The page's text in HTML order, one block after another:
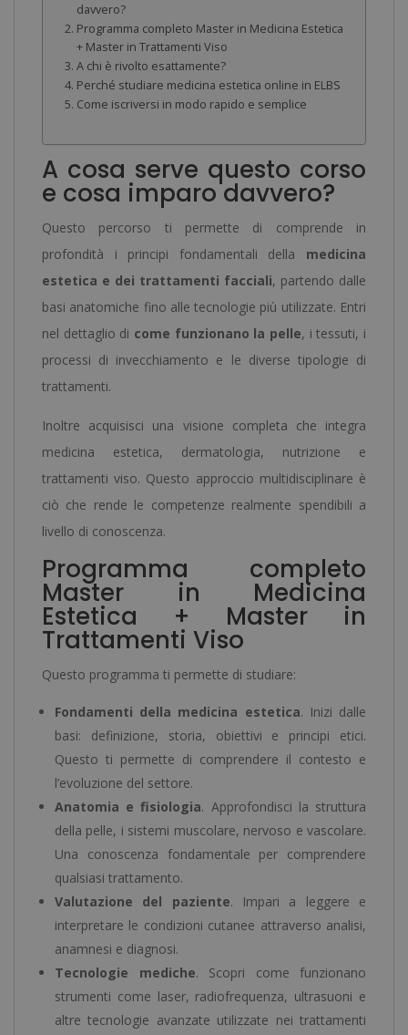
davvero?
Programma completo Master in Medicina Estetica
+ Master in Trattamenti Viso
A chi è rivolto esattamente?
Perché studiare medicina estetica online in ELBS
Come iscriversi in modo rapido e semplice
A cosa serve questo corso
e cosa imparo davvero?
Questo percorso ti permette di comprende in
profondità i principi fondamentali della medicina
estetica e dei trattamenti facciali, partendo dalle
basi anatomiche fino alle tecnologie più utilizzate. Entri
nel dettaglio di come funzionano la pelle, i tessuti, i
processi di invecchiamento e le diverse tipologie di
trattamenti.
Inoltre acquisisci una visione completa che integra
medicina estetica, dermatologia, nutrizione e
trattamenti viso. Questo approccio multidisciplinare è
ciò che rende le competenze realmente spendibili a
livello di conoscenza.
Programma completo
Master in Medicina
Estetica + Master in
Trattamenti Viso
Questo programma ti permette di studiare:
Fondamenti della medicina estetica. Inizi dalle
basi: definizione, storia, obiettivi e principi etici.
Questo ti permette di comprendere il contesto e
l’evoluzione del settore.
Anatomia e fisiologia. Approfondisci la struttura
della pelle, i sistemi muscolare, nervoso e vascolare.
Una conoscenza fondamentale per comprendere
qualsiasi trattamento.
Valutazione del paziente. Impari a leggere e
interpretare le condizioni cutanee attraverso analisi,
anamnesi e diagnosi.
Tecnologie mediche. Scopri come funzionano
strumenti come laser, radiofrequenza, ultrasuoni e
altre tecnologie avanzate utilizzate nei trattamenti